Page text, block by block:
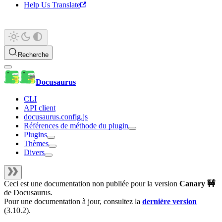
Help Us Translate
Recherche
Docusaurus
CLI
API client
docusaurus.config.js
Références de méthode du plugin
Plugins
Thèmes
Divers
Ceci est une documentation non publiée pour la version Canary 🚧
de Docusaurus.
Pour une documentation à jour, consultez la dernière version
(3.10.2).